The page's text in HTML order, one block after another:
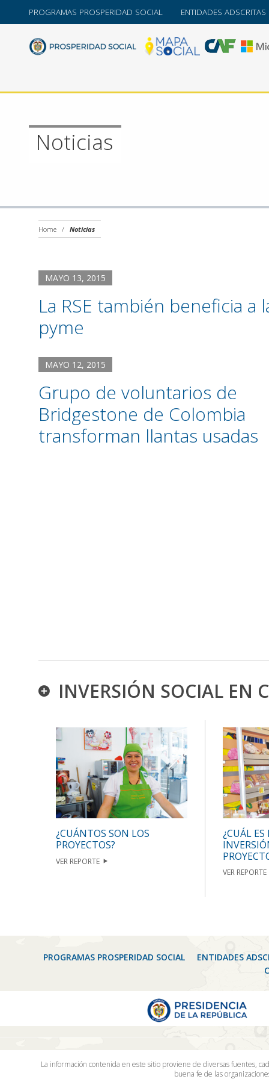
PROGRAMAS PROSPERIDAD SOCIAL ENTIDADES ADSCRITAS
Noticias
Home / Noticias
MAYO 13, 2015
La RSE también beneficia a
pyme
MAYO 12, 2015
Grupo de voluntarios de
Bridgestone de Colombia
transforman llantas usadas
INVERSIÓN SOCIAL EN
¿CUÁNTOS SON LOS
PROYECTOS?
VER REPORTE
¿CUÁL
VER REPORTE
PROGRAMAS PROSPERIDAD SOCIAL
ENTIDADES
La información contenida en este sitio proviene de diversas fuentes,
buena fe de las